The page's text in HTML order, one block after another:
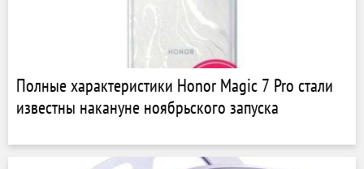
Полные характеристики Honor Magic 7 Pro стали
известны накануне ноябрьского запуска